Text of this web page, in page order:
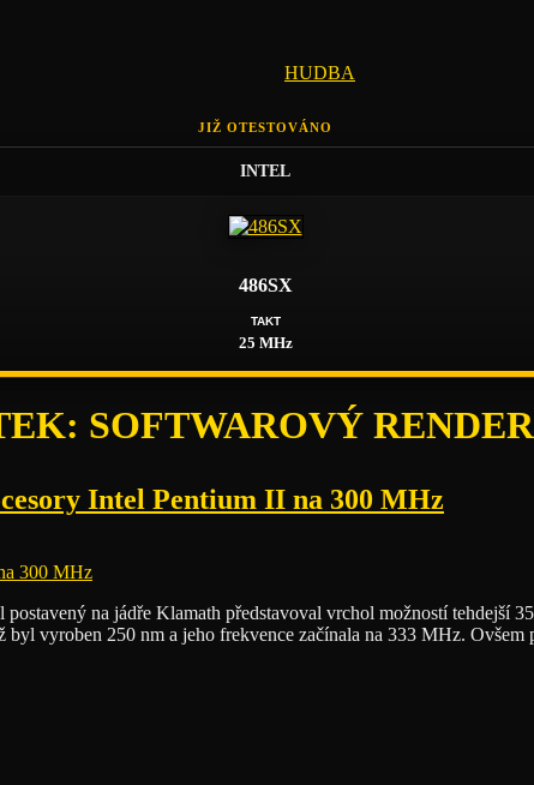
HUDBA
JIŽ OTESTOVÁNO
INTEL
486SX
TAKT
25 MHz
SOFTWAROVÝ
Intel Pentium II na 300 MHz
na jádře Klamath představoval vrchol možností tehdejší
byl vyroben 250 nm a jeho frekvence začínala na 333 MHz.